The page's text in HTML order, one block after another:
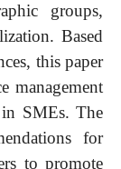
groups,
Based
this paper
management
SMEs. The
for
to promote